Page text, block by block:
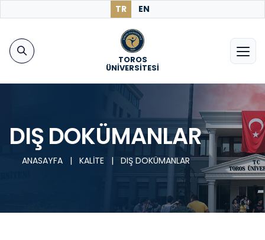
TR EN
TOROS
ÜNİVERSİTESİ
DIŞ DOKÜMANLAR
ANASAYFA | KALİTE | DIŞ DOKÜMANLAR